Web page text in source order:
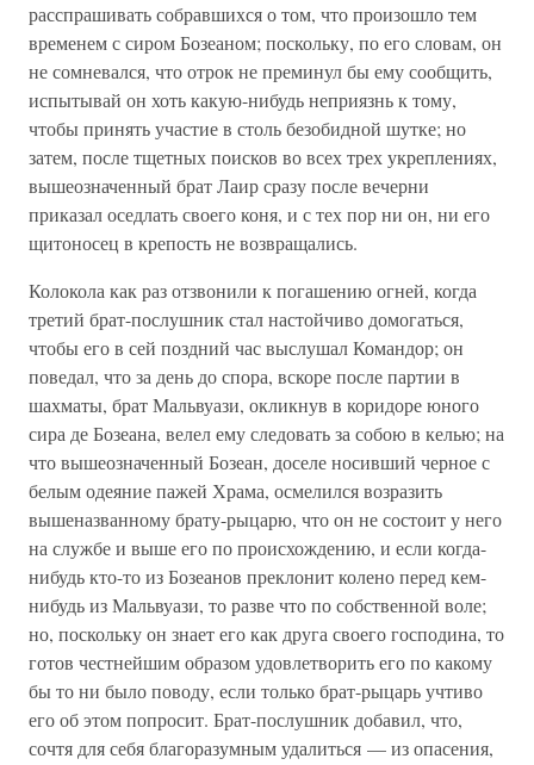
расспрашивать собравшихся о том, что произошло тем
временем с сиром Бозеаном; поскольку, по его словам, он
не сомневался, что отрок не преминул бы ему сообщить,
испытывай он хоть какую-нибудь неприязнь к тому,
чтобы принять участие в столь безобидной шутке; но
затем, после тщетных поисков во всех трех укреплениях,
вышеозначенный брат Лаир сразу после вечерни
приказал оседлать своего коня, и с тех пор ни он, ни его
щитоносец в крепость не возвращались.
Колокола как раз отзвонили к погашению огней, когда
третий брат-послушник стал настойчиво домогаться,
чтобы его в сей поздний час выслушал Командор; он
поведал, что за день до спора, вскоре после партии в
шахматы, брат Мальвуази, окликнув в коридоре юного
сира де Бозеана, велел ему следовать за собою в келью; на
что вышеозначенный Бозеан, доселе носивший черное с
белым одеяние пажей Храма, осмелился возразить
вышеназванному брату-рыцарю, что он не состоит у него
на службе и выше его по происхождению, и если когда-
нибудь кто-то из Бозеанов преклонит колено перед кем-
нибудь из Мальвуази, то разве что по собственной воле;
но, поскольку он знает его как друга своего господина, то
готов честнейшим образом удовлетворить его по какому
бы то ни было поводу, если только брат-рыцарь учтиво
его об этом попросит. Брат-послушник добавил, что,
сочтя для себя благоразумным удалиться — из опасения,